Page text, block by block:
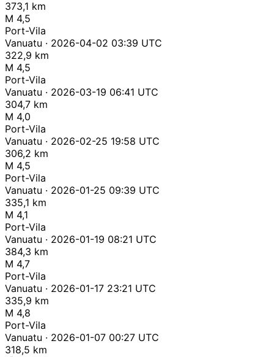
373,1 km
M 4,5
Port-Vila
Vanuatu · 2026-04-02 03:39 UTC
322,9 km
M 4,5
Port-Vila
Vanuatu · 2026-03-19 06:41 UTC
304,7 km
M 4,0
Port-Vila
Vanuatu · 2026-02-25 19:58 UTC
306,2 km
M 4,5
Port-Vila
Vanuatu · 2026-01-25 09:39 UTC
335,1 km
M 4,1
Port-Vila
Vanuatu · 2026-01-19 08:21 UTC
384,3 km
M 4,7
Port-Vila
Vanuatu · 2026-01-17 23:21 UTC
335,9 km
M 4,8
Port-Vila
Vanuatu · 2026-01-07 00:27 UTC
318,5 km